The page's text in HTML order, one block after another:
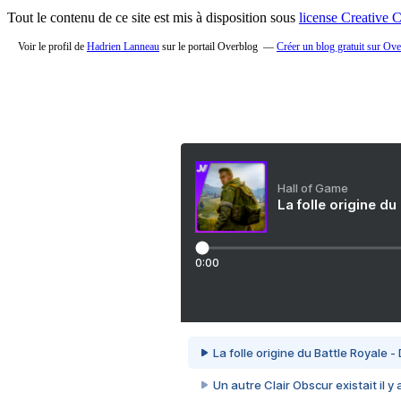
Tout le contenu de ce site est mis à disposition sous license Creative
Voir le profil de Hadrien Lanneau sur le portail Overblog Créer un blog gratuit sur
Hall of Game
La folle origine du
0:00
La folle origine du Battle Royale -
Un autre Clair Obscur existait il y